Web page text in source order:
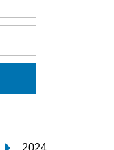
2024